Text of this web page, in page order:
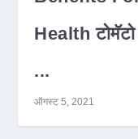
Health
...
ऑगस्ट 5, 2021